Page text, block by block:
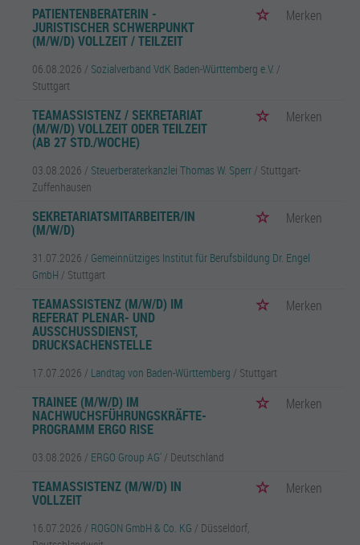
PATIENTENBERATERIN -
JURISTISCHER SCHWERPUNKT
(M/W/D) VOLLZEIT / TEILZEIT
Merken
06.08.2026 / Sozialverband VdK Baden-Württemberg e.V. /
Stuttgart
TEAMASSISTENZ / SEKRETARIAT
(M/W/D) VOLLZEIT ODER TEILZEIT
(AB 27 STD./WOCHE)
Merken
03.08.2026 / Steuerberaterkanzlei Thomas W. Sperr / Stuttgart-
Zuffenhausen
SEKRETARIATSMITARBEITER/IN
(M/W/D)
Merken
31.07.2026 / Gemeinnütziges Institut für Berufsbildung Dr. Engel
GmbH / Stuttgart
TEAMASSISTENZ (M/W/D) IM
REFERAT PLENAR- UND
AUSSCHUSSDIENST,
DRUCKSACHENSTELLE
Merken
17.07.2026 / Landtag von Baden-Württemberg / Stuttgart
TRAINEE (M/W/D) IM
NACHWUCHSFÜHRUNGSKRÄFTE-
PROGRAMM ERGO RISE
Merken
03.08.2026 / ERGO Group AG' / Deutschland
TEAMASSISTENZ (M/W/D) IN
VOLLZEIT
Merken
16.07.2026 / ROGON GmbH & Co. KG / Düsseldorf,